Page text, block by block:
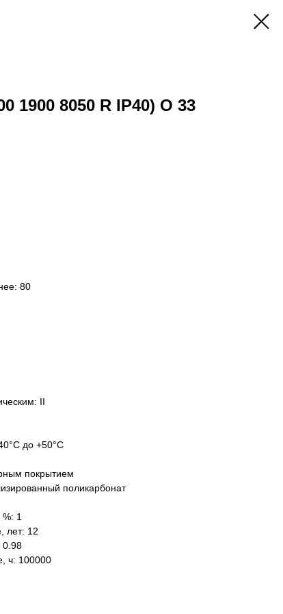
1900 8050 R IP40) O 33
80
II
до +50°C
покрытием
поликарбонат
1
лет: 12
0.98
ч: 100000